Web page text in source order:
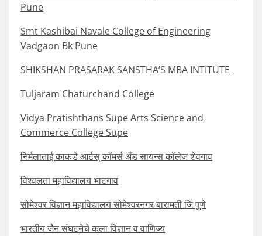
Pune
Smt Kashibai Navale College of Engineering
Vadgaon Bk Pune
SHIKSHAN PRASARAK SANSTHA’S MBA INTITUTE
Tuljaram Chaturchand College
Vidya Pratishthans Supe Arts Science and
Commerce College Supe
निर्मलाताई काकडे आर्टस् कॉमर्स अँड सायन्स कॉलेज शेवगाव
विश्वलता महाविद्यालय भाटगाव
सोमेश्वर विज्ञान महाविद्यालय सोमेश्वरनगर बारामती जि पुणे
भारतीय जैन संघटनेचे कला विज्ञान व वाणिज्य